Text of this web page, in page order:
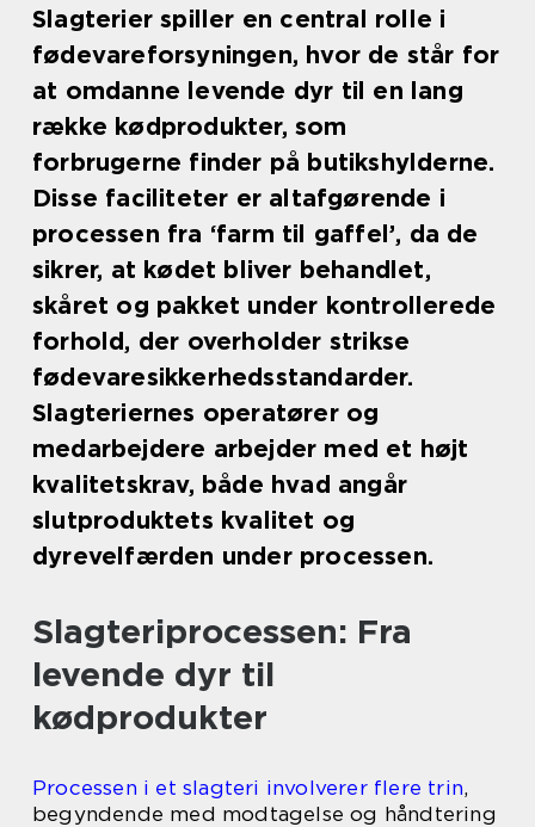
Slagterier spiller en central rolle i
fødevareforsyningen, hvor de står for
at omdanne levende dyr til en lang
række kødprodukter, som
forbrugerne finder på butikshylderne.
Disse faciliteter er altafgørende i
processen fra ‘farm til gaffel’, da de
sikrer, at kødet bliver behandlet,
skåret og pakket under kontrollerede
forhold, der overholder strikse
fødevaresikkerhedsstandarder.
Slagteriernes operatører og
medarbejdere arbejder med et højt
kvalitetskrav, både hvad angår
slutproduktets kvalitet og
dyrevelfærden under processen.
Slagteriprocessen: Fra
levende dyr til
kødprodukter
Processen i et slagteri involverer flere trin,
begyndende med modtagelse og håndtering